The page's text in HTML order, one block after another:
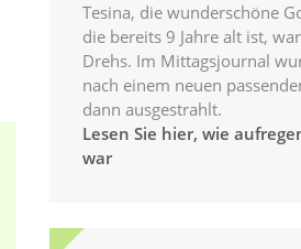
Tesina, die wunderschöne
die bereits 9 Jahre alt ist,
Drehs. Im Mittagsjournal
nach einem neuen
dann ausgestrahlt.
Lesen Sie hier, wie
war